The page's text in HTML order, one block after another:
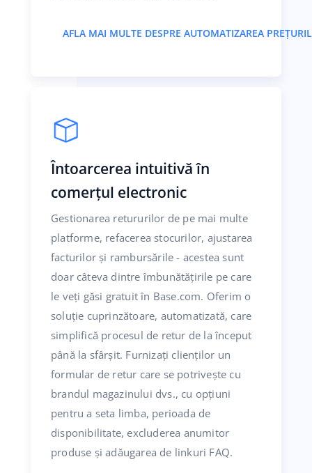
AFLA MAI MULTE DESPRE AUTOMATIZAREA
Întoarcerea intuitivă în
comerțul electronic
Gestionarea retururilor de pe mai multe
platforme, refacerea stocurilor, ajustarea
facturilor și rambursările - acestea sunt
doar câteva dintre îmbunătățirile pe care
le veți găsi gratuit în Base.com. Oferim o
soluție cuprinzătoare, automatizată, care
simplifică procesul de retur de la început
până la sfârșit. Furnizați clienților un
formular de retur care se potrivește cu
brandul magazinului dvs., cu opțiuni
pentru a seta limba, perioada de
disponibilitate, excluderea anumitor
produse și adăugarea de linkuri FAQ.